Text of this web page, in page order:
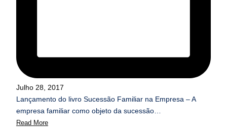
Julho 28, 2017
Lançamento do livro Sucessão Familiar na Empresa – A
empresa familiar como objeto da sucessão…
Read More